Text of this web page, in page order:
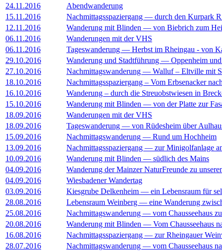
24.11.2016
Abendwanderung
15.11.2016
Nachmittagsspaziergang — durch den Kurpark
12.11.2016
Wanderung mit Blinden — von Biebrich zum
06.11.2016
Wanderungen mit der VHS
06.11.2016
Tageswanderung — Herbst im Rheingau - von
29.10.2016
Wanderung und Stadtführung — Oppenheim
27.10.2016
Nachmittagswanderung — Walluf – Eltville mit
18.10.2016
Nachmittagsspaziergang – Vom Erbsenacker
16.10.2016
Wanderung – durch die Streuobstwiesen in
15.10.2016
Wanderung mit Blinden — von der Platte zur
18.09.2016
Wanderungen mit der VHS
18.09.2016
Tageswanderung — von Rüdesheim über
15.09.2016
Nachmittagswanderung — Rund um Hochheim
13.09.2016
Nachmittagsspaziergang — zur Minigolfanlage
10.09.2016
Wanderung mit Blinden — südlich des Mains
04.09.2016
Wanderung der Mainzer NaturFreunde zu
04.09.2016
Wiesbadener Wandertag
03.09.2016
Kiesgrube Delkenheim — ein Lebensraum für
28.08.2016
Lebensraum Weinberg — eine Wanderung
25.08.2016
Nachmittagswanderung — vom Chausseehaus
20.08.2016
Wanderung mit Blinden — Vom Chausseehaus
16.08.2016
Nachmittagsspaziergang — zur Rheingauer
28.07.2016
Nachmittagswanderung — vom Chausseehaus